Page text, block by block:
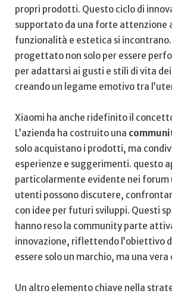
‍propri prodotti.⁣ Questo⁤ ciclo di
supportato da una forte attenzione
funzionalità e estetica si
progettato⁤ non solo ‍per essere
per adattarsi ai​ gusti e⁤ stili di vita
‍creando ⁢un legame emotivo tra
Xiaomi ha anche ‍ridefinito il
L’azienda ha costruito una
solo‍ acquistano i⁢ prodotti, ma
⁣esperienze e suggerimenti. questo
⁣particolarmente ‍evidente nei forum
⁢utenti possono‍ discutere,
con idee per⁤ futuri ‌sviluppi. ‌Questi
hanno reso ‌la community⁤ parte
innovazione, riflettendo l’obiettivo
essere solo un ​marchio, ma una
Un altro ‍elemento chiave nella